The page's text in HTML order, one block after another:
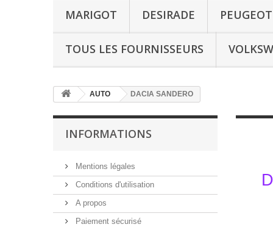
MARIGOT DESIRADE
TOUS LES FOURNISSEURS
AUTO DACIA SANDERO
INFORMATIONS
Mentions légales
Conditions d'utilisation
A propos
Paiement sécurisé